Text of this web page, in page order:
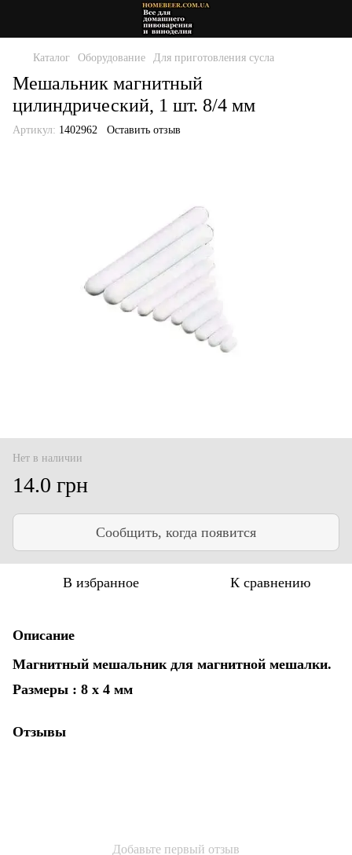
Каталог Оборудование Для приготовления сусла
Мешальник магнитный
цилиндрический, 1 шт. 8/4 мм
Артикул: 1402962 Оставить отзыв
Нет в наличии
14.0 грн
Сообщить, когда появится
В избранное К сравнению
Описание
Магнитный мешальник для магнитной мешалки.
Размеры : 8 х 4 мм
Отзывы
Добавьте первый отзыв